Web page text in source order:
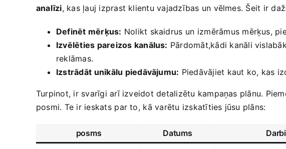
analīzi, kas ļauj izprast​ klientu vajadzības ‌un vēlmes. Šeit ir
Definēt mērķus: Nolikt‍ skaidrus ⁤un ⁤izmērāmus mērķus,
Izvēlēties pareizos kanālus: Pārdomāt,kādi kanāli
reklāmas.
Izstrādāt ⁣unikālu piedāvājumu: Piedāvājiet kaut ko, kas
Turpinot, ir svarīgi arī izveidot detalizētu kampaņas plānu.
posmi. Te ir ieskats ⁤par to, ⁤kā varētu izskatīties jūsu plāns:
posms Datums Darbi